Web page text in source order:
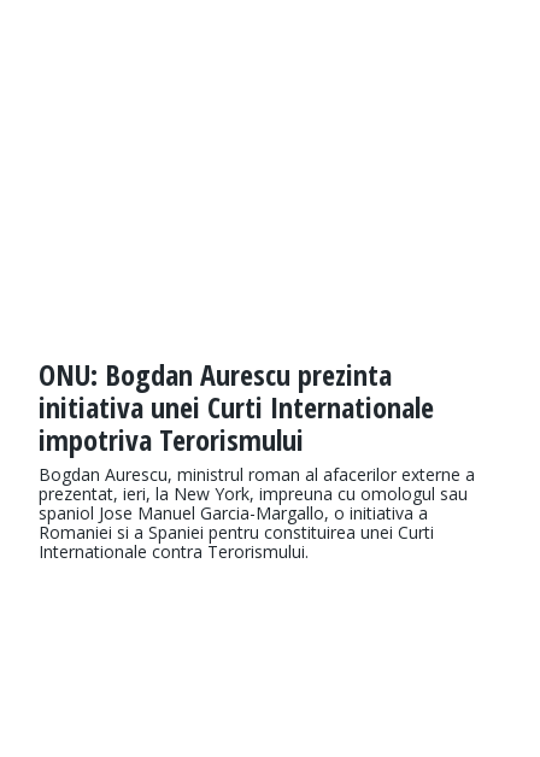
ONU: Bogdan Aurescu prezinta
initiativa unei Curti Internationale
impotriva Terorismului
Bogdan Aurescu, ministrul roman al afacerilor externe a
prezentat, ieri, la New York, impreuna cu omologul sau
spaniol Jose Manuel Garcia-Margallo, o initiativa a
Romaniei si a Spaniei pentru constituirea unei Curti
Internationale contra Terorismului.